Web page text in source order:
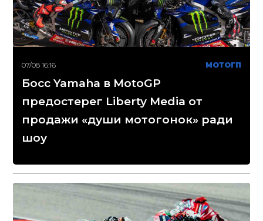
07/08 16:16 МОТОГП
Босс Yamaha в MotoGP
предостерег Liberty Media от
продажи «души мотогонок» ради
шоу